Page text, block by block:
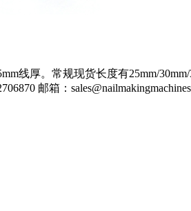
线厚。常规现货长度有25mm/
邮箱：